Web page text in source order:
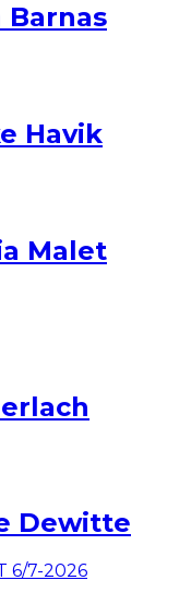
Barnas
Havik
Malet
Dewitte
6/7-2026